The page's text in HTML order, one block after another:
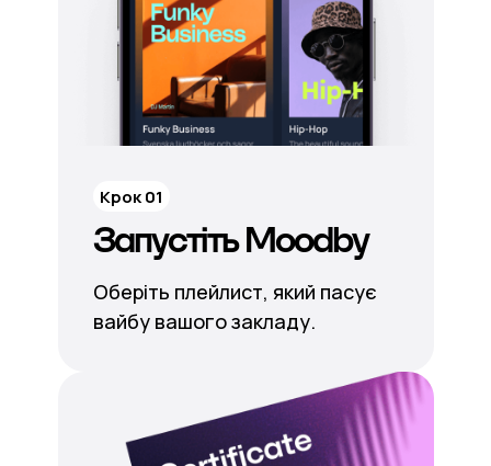
Запустіть Moodby
Оберіть плейлист, який пасує
вайбу вашого закладу.
Крок 01